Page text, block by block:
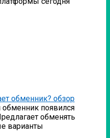
обменник? обзор
появился
обменять
варианты